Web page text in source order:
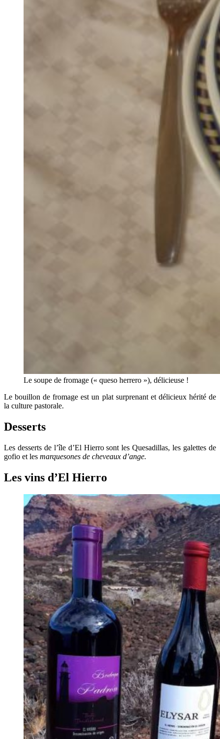
Le soupe de fromage (« queso herrero »), délicieuse !
Le bouillon de fromage est un plat surprenant et délicieux hérité de
la culture pastorale.
Desserts
Les desserts de l’île d’El Hierro sont les Quesadillas, les galettes de
gofio et les marquesones de cheveaux d’ange.
Les vins d’El Hierro